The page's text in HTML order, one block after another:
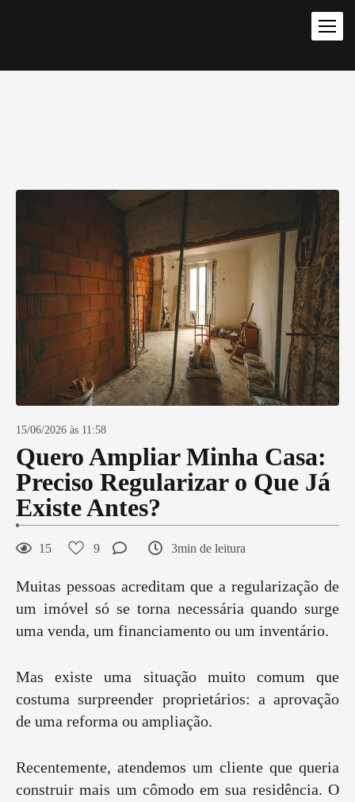
15/06/2026 às 11:58
Quero Ampliar Minha Casa:
Preciso Regularizar o Que Já
Existe Antes?
15 9 3min de leitura
Muitas pessoas acreditam que a regularização de
um imóvel só se torna necessária quando surge
uma venda, um financiamento ou um inventário.
Mas existe uma situação muito comum que
costuma surpreender proprietários: a aprovação
de uma reforma ou ampliação.
Recentemente, atendemos um cliente que queria
construir mais um cômodo em sua residência. O